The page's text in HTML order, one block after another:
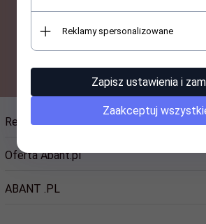
-- wpisz adres e-mail --
Regulamin i informacje
Oferta Abant.pl
ABANT .PL
Reklamy spersonalizowane
Zapisz ustawienia i
Zaakceptuj